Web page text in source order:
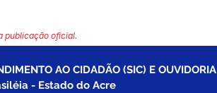
publicação oficial.
AO CIDADÃO (SIC) E OUVIDORIA
- Estado do Acre